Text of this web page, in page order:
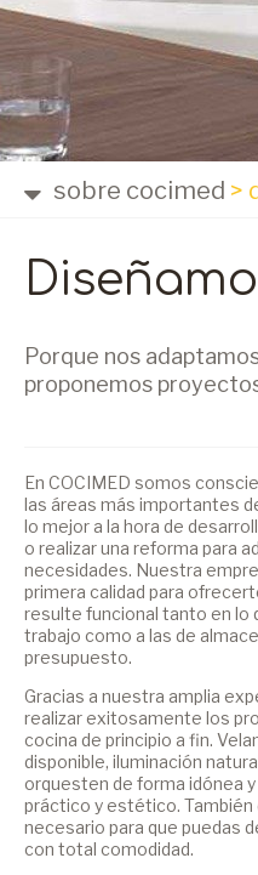
sobre cocimed >
Porque nos
proponemos
En COCIMED somos
las áreas más importantes
lo mejor a la hora de
o realizar una reforma para
necesidades. Nuestra
primera calidad para
resulte funcional tanto en lo
trabajo como a las de
presupuesto.
Gracias a nuestra amplia
realizar exitosamente los
cocina de principio a fin.
disponible, iluminación
orquesten de forma idónea
práctico y estético. También
necesario para que puedas
con total comodidad.